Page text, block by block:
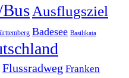
Ausflugsziel
Badesee Basilikata
Flussradweg Franken